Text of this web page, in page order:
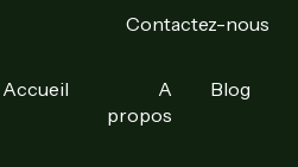
menu pour les traductions
Contactez-nous
Accueil
A
propos
Blog